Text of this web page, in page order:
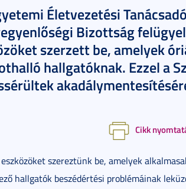
Életvezetési
Bizottság
szerzett be, amelyek
hallgatóknak. Ezzel a
Cikk
szereztünk be, amelyek
hallgatók beszédértési problémáinak